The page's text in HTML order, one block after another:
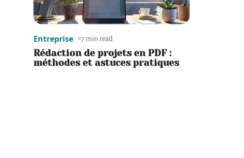
Entreprise 7 min read
Rédaction de projets en PDF :
méthodes et astuces pratiques